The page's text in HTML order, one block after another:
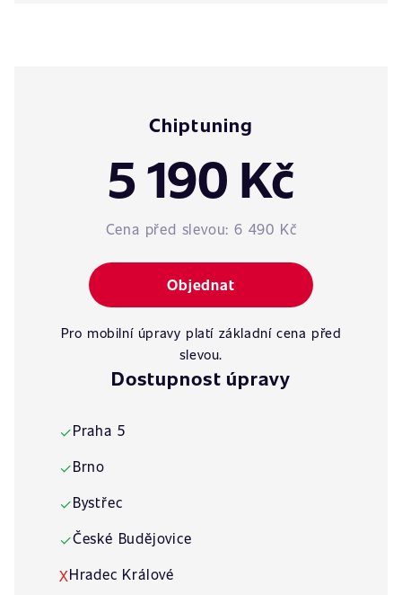
Chiptuning
5 190 Kč
Cena před slevou: 6 490 Kč
Objednat
Pro mobilní úpravy platí základní cena před
slevou.
Dostupnost úpravy
✓Praha 5
✓Brno
✓Bystřec
✓České Budějovice
XHradec Králové